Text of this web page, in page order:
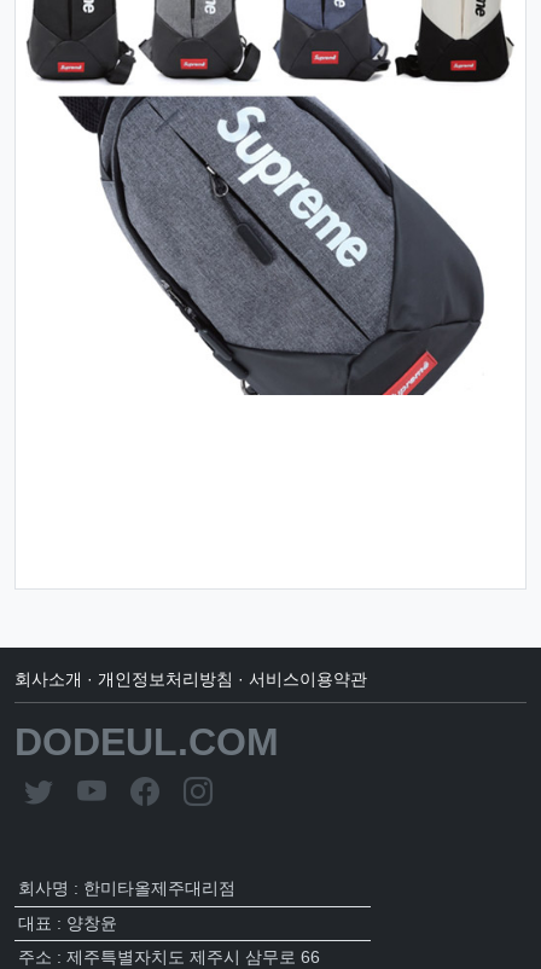
회사소개 · 개인정보처리방침 · 서비스이용약관
DODEUL.COM
회사명 : 한미타올제주대리점
대표 : 양창윤
주소 : 제주특별자치도 제주시 삼무로 66